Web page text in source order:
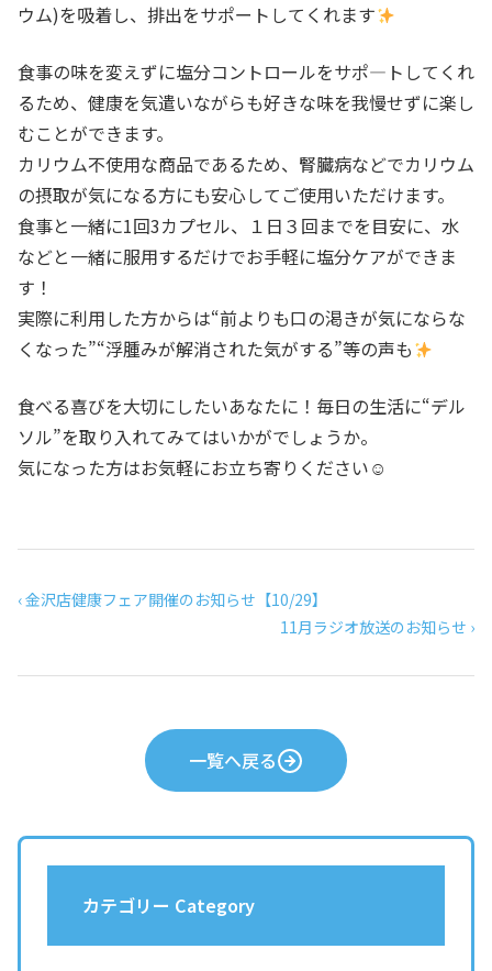
ウム)を吸着し、排出をサポートしてくれます
食事の味を変えずに塩分コントロールをサポ―トしてくれ
るため、健康を気遣いながらも好きな味を我慢せずに楽し
むことができます。
カリウム不使用な商品であるため、腎臓病などでカリウム
の摂取が気になる方にも安心してご使用いただけます。
⾷事と⼀緒に1回3カプセル、１日３回までを目安に、水
などと一緒に服用するだけでお手軽に塩分ケアができま
す！
実際に利用した方からは“前よりも口の渇きが気にならな
くなった”“浮腫みが解消された気がする”等の声も
食べる喜びを大切にしたいあなたに！毎日の生活に“デル
ソル”を取り入れてみてはいかがでしょうか。
気になった方はお気軽にお立ち寄りください☺
‹ 金沢店健康フェア開催のお知らせ【10/29】
11月ラジオ放送のお知らせ ›
一覧へ戻る
カテゴリー Category